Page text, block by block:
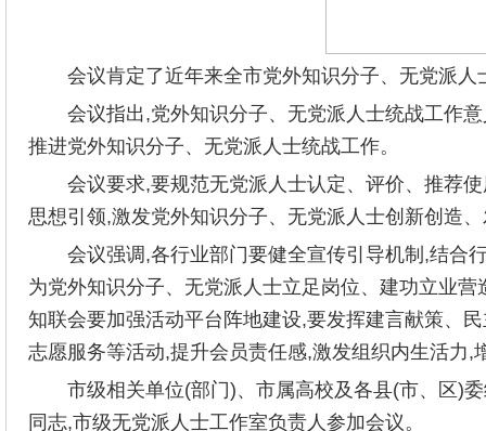
会议肯定了近年来全市党外知识分子、无党派
会议指出,党外知识分子、无党派人士统战工作
推进党外知识分子、无党派人士统战工作。
会议要求,要规范无党派人士认定、评价、推荐
思想引领,激发党外知识分子、无党派人士创新创造
会议强调,各行业部门要健全宣传引导机制,结合
为党外知识分子、无党派人士立足岗位、建功立业
知联会要加强活动平台阵地建设,要发挥建言献策、
志愿服务等活动,提升会员责任感,激发组织内生活力,
市级相关单位(部门)、市属高校及各县(市、区)
同志,市级无党派人士工作室负责人参加会议。